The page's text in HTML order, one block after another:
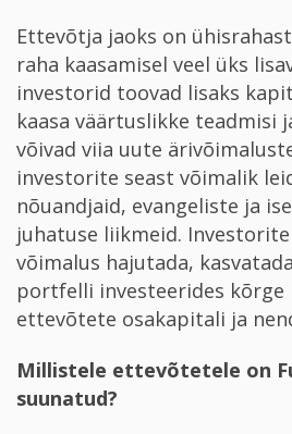
Ettevõtja jaoks on
raha kaasamisel veel üks
investorid toovad lisaks
kaasa väärtuslikke teadmisi
võivad viia uute
investorite seast võimalik
nõuandjaid, evangeliste ja
juhatuse liikmeid.
võimalus hajutada,
portfelli investeerides kõrge
ettevõtete osakapitali ja
Millistele ettevõtetele on
suunatud?